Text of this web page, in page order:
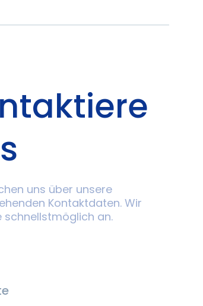
uns über unsere
Kontaktdaten. Wir
schnellstmöglich an.